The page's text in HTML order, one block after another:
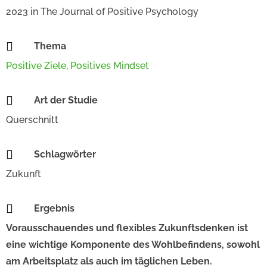
2023 in The Journal of Positive Psychology

Thema
Positive Ziele, Positives Mindset

Art der Studie
Querschnitt

Schlagwörter
Zukunft

Ergebnis
Vorausschauendes und flexibles Zukunftsdenken ist
eine wichtige Komponente des Wohlbefindens, sowohl
am Arbeitsplatz als auch im täglichen Leben.